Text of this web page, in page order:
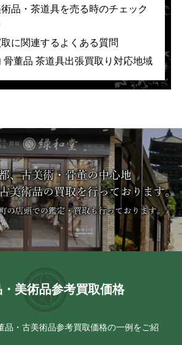
品・茶道具を売る時のチェック
に関連するよくある質問
骨董品 茶道具出張買取り対応地域
美術品参考買取価格
品・古美術品参考買取価格の一例をご紹